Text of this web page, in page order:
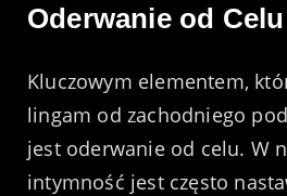
Oderwanie od Celu
Kluczowym elementem,
lingam od zachodniego
jest oderwanie od celu. W
intymność jest często